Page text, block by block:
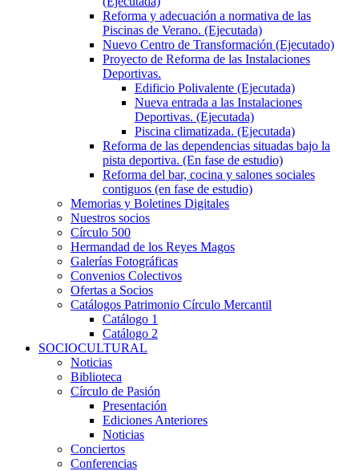
Reforma y adecuación a normativa de las
Piscinas de Verano. (Ejecutada)
Nuevo Centro de Transformación (Ejecutado)
Proyecto de Reforma de las Instalaciones
Deportivas.
Edificio Polivalente (Ejecutada)
Nueva entrada a las Instalaciones
Deportivas. (Ejecutada)
Piscina climatizada. (Ejecutada)
Reforma de las dependencias situadas bajo la
pista deportiva. (En fase de estudio)
Reforma del bar, cocina y salones sociales
contiguos (en fase de estudio)
Memorias y Boletines Digitales
Nuestros socios
Círculo 500
Hermandad de los Reyes Magos
Galerías Fotográficas
Convenios Colectivos
Ofertas a Socios
Catálogos Patrimonio Círculo Mercantil
Catálogo 1
Catálogo 2
SOCIOCULTURAL
Noticias
Biblioteca
Círculo de Pasión
Presentación
Ediciones Anteriores
Noticias
Conciertos
Conferencias